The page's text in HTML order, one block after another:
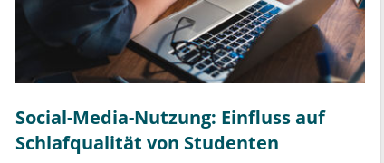
Social-Media-Nutzung: Einfluss auf
Schlafqualität von Studenten